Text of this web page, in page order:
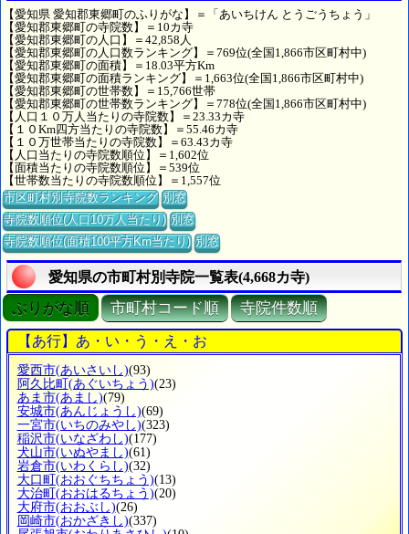
【愛知県 愛知郡東郷町のふりがな】＝「あいちけん とうごうちょう」
【愛知郡東郷町の寺院数】＝10カ寺
【愛知郡東郷町の人口】＝42,858人
【愛知郡東郷町の人口数ランキング】＝769位(全国1,866市区町村中)
【愛知郡東郷町の面積】＝18.03平方Km
【愛知郡東郷町の面積ランキング】＝1,663位(全国1,866市区町村中)
【愛知郡東郷町の世帯数】＝15,766世帯
【愛知郡東郷町の世帯数ランキング】＝778位(全国1,866市区町村中)
【人口１０万人当たりの寺院数】＝23.33カ寺
【１０Km四方当たりの寺院数】＝55.46カ寺
【１０万世帯当たりの寺院数】＝63.43カ寺
【人口当たりの寺院数順位】＝1,602位
【面積当たりの寺院数順位】＝539位
【世帯数当たりの寺院数順位】＝1,557位
市区町村別寺院数ランキング 別窓
寺院数順位(人口10万人当たり) 別窓
寺院数順位(面積100平方Km当たり) 別窓
愛知県の市町村別寺院一覧表(4,668カ寺)
ぶりがな順 市町村コード順 寺院件数順
【あ行】あ・い・う・え・お
愛西市(あいさいし)(93)
阿久比町(あぐいちょう)(23)
あま市(あまし)(79)
安城市(あんじょうし)(69)
一宮市(いちのみやし)(323)
稲沢市(いなざわし)(177)
犬山市(いぬやまし)(61)
岩倉市(いわくらし)(32)
大口町(おおぐちちょう)(13)
大治町(おおはるちょう)(20)
大府市(おおぶし)(26)
岡崎市(おかざきし)(337)